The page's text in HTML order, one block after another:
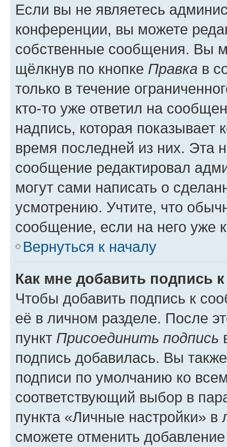
Если вы не являетесь
конференции, вы можете
собственные сообщения. Вы
щёлкнув по кнопке Правка в
только в течение
кто-то уже ответил на
надпись, которая показывает
время последней из них. Эта
сообщение редактировал
могут сами написать о
усмотрению. Учтите, что
сообщение, если на него уже
Вернуться к началу
Как мне добавить подпись
Чтобы добавить подпись к
её в личном разделе. После
пункт Присоединить подпись
подпись добавилась. Вы
подписи по умолчанию ко
соответствующий выбор в
пункта «Личные настройки»
сможете отменить